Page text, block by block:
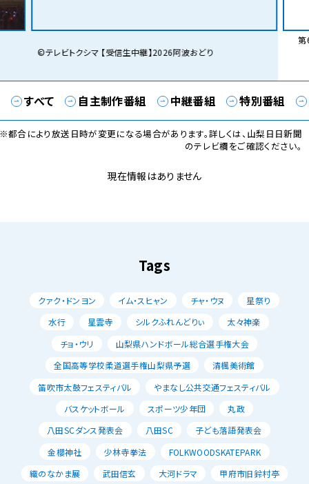
©テレビトクシマ 【受信生中継】2026阿波おどり
第
すべて 自主制作番組 中継番組 特別番組
都合により放送日時が変更になる場合があります。詳しくは、山梨日日新聞
のテレビ欄をご確認ください。
現在情報はありません
Tags
クァク・ドンヨン イム・スヒャン チャ・ウヌ
星祭り
水行
星雲寺 シルクふれんどりぃ
太々神楽
チョ・ウリ
山梨県ハンドボール総合選手権大会
全国高等学校柔道選手権山梨県予選
清楓美術館
笛吹市太鼓フェスティバル
やまなし公共交通フェスティバル
バスケットボール
スポーツ少年団
丸政
八田SCダンス発表会
八田SC
子ども落語発表会
金櫻神社
少林寺拳法
FOLKWOODSKATEPARK
織のなかま展
武田信玄 大河ドラマ
甲府市旧鈴村亭